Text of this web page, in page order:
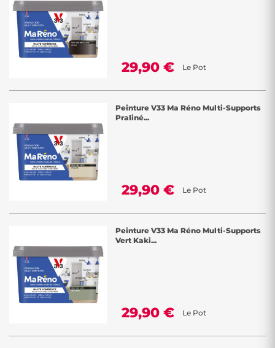
29,90 € Le Pot
Peinture V33 Ma Réno Multi-Supports
Praliné...
29,90 € Le Pot
Peinture V33 Ma Réno Multi-Supports
Vert Kaki...
29,90 € Le Pot